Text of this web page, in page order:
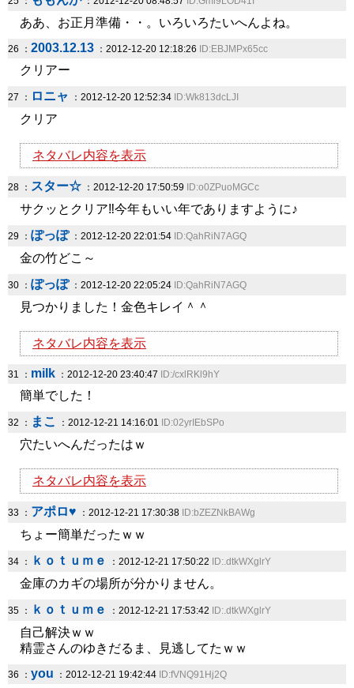
ああ、お正月準備・・。いろいろたいへんよね。
26 ： 2003.12.13 ：2012-12-20 12:18:26 ID:EBJMPx65cc
クリアー
27 ： ロニャ ：2012-12-20 12:52:34 ID:Wk813dcLJI
クリア
ネタバレ内容を表示
28 ： スター☆ ：2012-12-20 17:50:59 ID:o0ZPuoMGCc
サクッとクリア‼今年もいい年でありますように♪
29 ： ぽっぽ：2012-12-20 22:01:54 ID:QahRiN7AGQ
金の竹どこ～
30 ： ぽっぽ：2012-12-20 22:05:24 ID:QahRiN7AGQ
見つかりました！金色キレイ＾＾
ネタバレ内容を表示
31 ： milk ：2012-12-20 23:40:47 ID:/cxlRKl9hY
簡単でした！
32 ： まこ ：2012-12-21 14:16:01 ID:02yrIEbSPo
穴たいへんだったはｗ
ネタバレ内容を表示
33 ： アポロ♥ ：2012-12-21 17:30:38 ID:bZEZNkBAWg
ちょー簡単だったｗｗ
34 ： ｋｏｔｕｍｅ ：2012-12-21 17:50:22 ID:.dtkWXglrY
金庫のカギの場所が分かりません。
35 ： ｋｏｔｕｍｅ ：2012-12-21 17:53:42 ID:.dtkWXglrY
自己解決ｗｗ
精霊さんのゆきだるま、見逃してたｗｗ
36 ： you ：2012-12-21 19:42:44 ID:fVNQ91Hj2Q